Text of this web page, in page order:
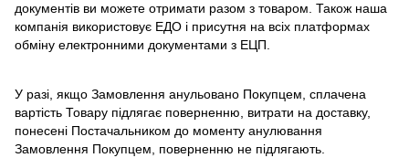
документів ви можете отримати разом з товаром. Також наша
компанія використовує ЕДО і присутня на всіх платформах
обміну електронними документами з ЕЦП.
У разі, якщо Замовлення анульовано Покупцем, сплачена
вартість Товару підлягає поверненню, витрати на доставку,
понесені Постачальником до моменту анулювання
Замовлення Покупцем, поверненню не підлягають.